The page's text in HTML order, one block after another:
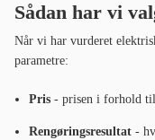
Sådan har vi
Når vi har vurderet
parametre:
Pris - prisen i forhold
Rengøringsresultat -